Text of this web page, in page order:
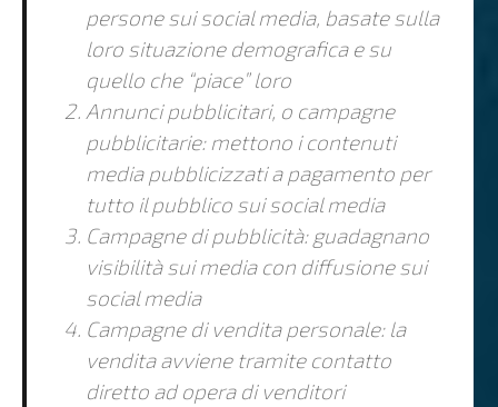
persone sui social media, basate sulla
loro situazione demografica e su
quello che “piace” loro
Annunci pubblicitari, o campagne
pubblicitarie: mettono i contenuti
media pubblicizzati a pagamento per
tutto il pubblico sui social media
Campagne di pubblicità: guadagnano
visibilità sui media con diffusione sui
social media
Campagne di vendita personale: la
vendita avviene tramite contatto
diretto ad opera di venditori